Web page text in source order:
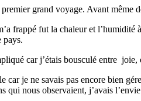
grand voyage. Avant même
frappé fut la chaleur et l’humidité
pays.
car j’étais bousculé entre joie,
je ne savais pas encore bien
qui nous observaient, j’avais